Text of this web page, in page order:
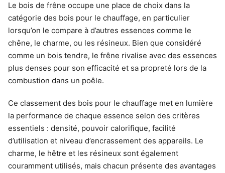
Le bois de frêne occupe une place de choix dans la
catégorie des bois pour le chauffage, en particulier
lorsqu’on le compare à d’autres essences comme le
chêne, le charme, ou les résineux. Bien que considéré
comme un bois tendre, le frêne rivalise avec des essences
plus denses pour son efficacité et sa propreté lors de la
combustion dans un poêle.
Ce classement des bois pour le chauffage met en lumière
la performance de chaque essence selon des critères
essentiels : densité, pouvoir calorifique, facilité
d’utilisation et niveau d’encrassement des appareils. Le
charme, le hêtre et les résineux sont également
couramment utilisés, mais chacun présente des avantages